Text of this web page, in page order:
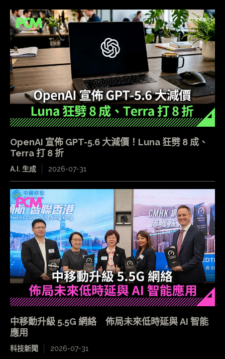
OpenAI 宣佈 GPT-5.6 大減價！Luna 狂劈 8 成、
Terra 打 8 折
A.I. 生成 2026-07-31
中移動升級 5.5G 網絡 佈局未來低時延與 AI 智能
應用
科技新聞 2026-07-31